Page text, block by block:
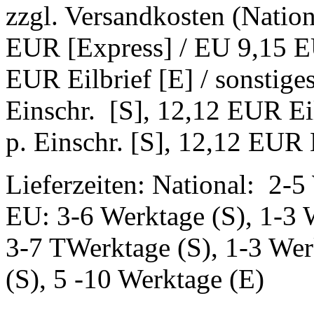
zzgl. Versandkosten
EUR [Express] / EU 9,15
EUR Eilbrief [E] /
Einschr. [S], 12,12 EUR
p. Einschr. [S], 12,12
Lieferzeiten: National: 2-5
EU: 3-6 Werktage (S), 1-3
3-7 TWerktage (S), 1-3
(S), 5 -10 Werktage (E)